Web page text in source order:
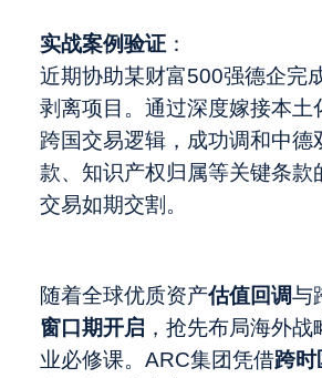
实战案例验证‌：
近期协助某财富500强德企完
剥离项目。通过深度嫁接本土
跨国交易逻辑，成功调和中德
款、知识产权归属等关键条款
交易如期交割。
随着全球优质资产估值回调与
窗口期开启 ，抢先布局海外
业必修课。ARC集团凭借跨时